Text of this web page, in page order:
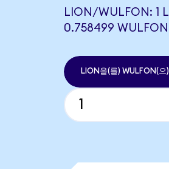
LION/WULFON: 1
0.758499
LION을(를) WULFON(으